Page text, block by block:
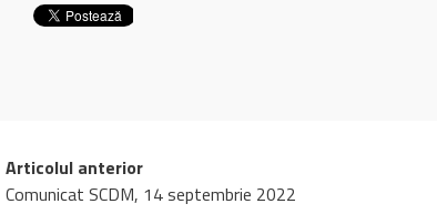
Articolul anterior
Comunicat SCDM, 14 septembrie 2022